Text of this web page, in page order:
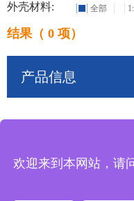
外壳材料: 全部
结果（ 0 项）
产品信息
欢迎来到本网站，请